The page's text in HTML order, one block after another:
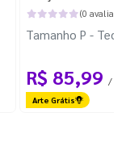
(0
Tamanho P -
R$ 85,99 / 1
Arte Grátis